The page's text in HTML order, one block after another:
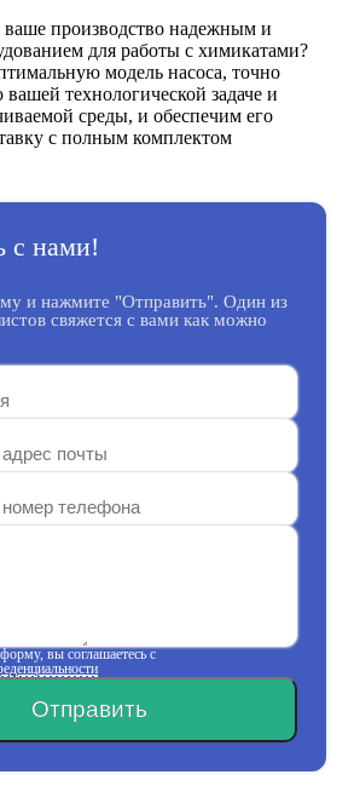
ваше производство надежным и
для работы с химикатами?
модель насоса, точно
технологической задаче и
среды, и обеспечим его
с полным комплектом
с нами!
и нажмите "Отправить". Один из
свяжется с вами как можно
вы соглашаетесь с
Отправить